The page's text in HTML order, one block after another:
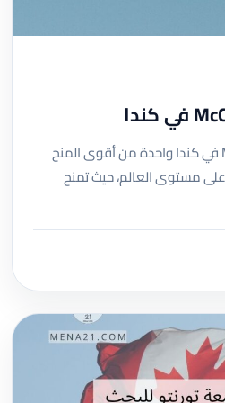
تُعد منحة McCall MacBain في كندا واحدة من أقوى المنح
مستوى العالم، حيث تمنح